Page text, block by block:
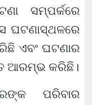
ସମ୍ପର୍କରେ
ଘଟଣାସ୍ଥଳରେ
ଏବଂ ଘଟଣାର
ଆରମ୍ଭ କରିଛି।
ପରିବାର